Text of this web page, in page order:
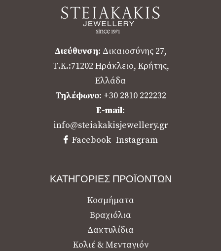
Mother of Pearl
€1.960,00
ΠΡΟΣΘΉΚΗ ΣΤΟ ΚΑΛΆΘΙ